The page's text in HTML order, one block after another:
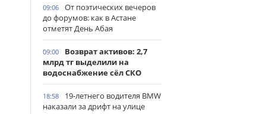
09:06
От поэтических вечеров
до форумов: как в Астане
отметят День Абая
09:00
Возврат активов: 2,7
млрд тг выделили на
водоснабжение сёл СКО
18:58
19-летнего водителя BMW
наказали за дрифт на улице